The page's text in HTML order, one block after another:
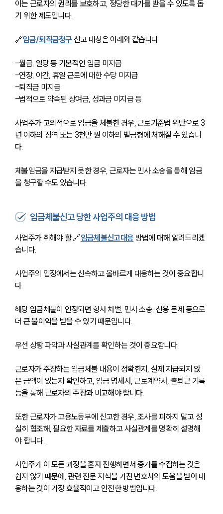
이는 근로자의 권리를 보호하고, 정당한 대가를 받을 수 있도록 돕
기 위한 제도입니다.
🔗임금/퇴직금청구 신고 대상은 아래와 같습니다.
-월급, 일당 등 기본적인 임금 미지급
-연장, 야간, 휴일 근로에 대한 수당 미지급
-퇴직금 미지급
-법적으로 약속된 상여금, 성과금 미지급 등
사업주가 고의적으로 임금을 체불한 경우, 근로기준법 위반으로 3
년 이하의 징역 또는 3천만 원 이하의 벌금형에 처해질 수 있습니
다.
체불임금을 지급받지 못한 경우, 근로자는 민사 소송을 통해 임금
을 청구할 수도 있습니다.
임금체불신고 당한 사업주의 대응 방법
사업주가 취해야 할 🔗임금체불신고대응 방법에 대해 알려드리겠
습니다.
사업주의 입장에서는 신속하고 올바르게 대응하는 것이 중요합니
다.
해당 임금체불이 인정되면 형사 처벌, 민사 소송, 신용 문제 등으로
더 큰 불이익을 받을 수 있기 때문입니다.
우선 상황 파악과 사실관계를 확인하는 것이 중요합니다.
근로자가 주장하는 임금체불 내용이 정확한지, 실제 지급되지 않
은 금액이 있는지 확인하고, 임금 명세서, 근로계약서, 출퇴근 기록
등을 통해 근로자의 주장과 비교해야 합니다.
또한 근로자가 고용노동부에 신고한 경우, 조사를 피하지 말고 성
실히 협조해, 필요한 자료를 제출하고 사실관계를 명확히 설명해
야 합니다.
사업주가 이 모든 과정을 혼자 진행하면서 증거를 수집하는 것은
쉽지 않기 때문에, 관련 전문 지식을 가진 변호사의 도움을 받아 대
응하는 것이 가장 효율적이고 안전한 방법입니다.